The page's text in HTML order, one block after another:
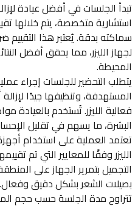
تبدأ الجلسات في أفضل عيادة
استشارية متخصصة، يتم خلالها
سماكته بدقة. يُعتبر هذا التقييم
لجهاز الليزر، مما يحقق أفضل
المحيطة.
يتطلب التحضير للجلسات إجراء
المستهدفة، وتنظيفها جيدًا
فعالية الليزر. تُستخدم بالعيادة
البشرة، ما يسهم في تقليل
تعتمد العملية على استخدام
الليزر وفقًا للمعايير التي تم
التجميل بتمرير الجهاز على
بصيلات الشعر بشكل دقيق وفعال.
تتراوح مدة الجلسة حسب حجم